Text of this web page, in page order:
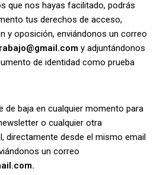
que nos hayas facilitado, podrás
tus derechos de acceso,
y oposición, enviándonos un correo
y adjuntándonos
de identidad como prueba
de baja en cualquier momento para
o cualquier otra
directamente desde el mismo email
un correo
.